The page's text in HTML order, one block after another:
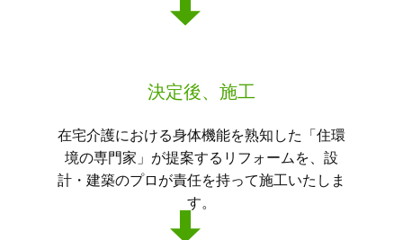
決定後、施工
在宅介護における身体機能を熟知した「住環
境の専門家」が提案するリフォームを、設
計・建築のプロが責任を持って施工いたしま
す。